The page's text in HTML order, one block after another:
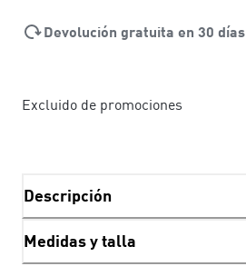
Devolución gratuita en 30 días
Excluido de promociones
Descripción
Medidas y talla